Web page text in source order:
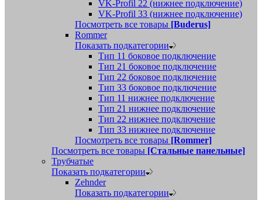
VK-Profil 22 (нижнее подключение)
VK-Profil 33 (нижнее подключение)
Посмотреть все товары [Buderus]
Rommer
Показать подкатегории
Тип 11 боковое подключение
Тип 21 боковое подключение
Тип 22 боковое подключение
Тип 33 боковое подключение
Тип 11 нижнее подключение
Тип 21 нижнее подключение
Тип 22 нижнее подключение
Тип 33 нижнее подключение
Посмотреть все товары [Rommer]
Посмотреть все товары [Стальные панельные]
Трубчатые
Показать подкатегории
Zehnder
Показать подкатегории